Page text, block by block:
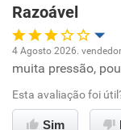
Recomenda
Razoável
Oportunidade de
Ambiente de
4 Agosto 2026.
muita pressão,
Esta avaliação foi
Sim